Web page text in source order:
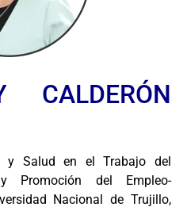
CALDERÓN
y Salud en el Trabajo del
Promoción del Empleo-
Nacional de Trujillo,